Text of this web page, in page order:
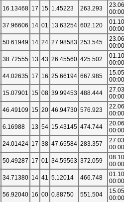
16.13468 17 15 1.45223 263.293
00:00
37.96606 14 01 13.63254 602.120
00:00
50.61949 14 24 27.98583 253.545
00:00
38.72555 13 43 26.45560 425.502
00:00
44.02635 17 16 25.66194 667.985
00:00
15.07901 15 08 39.99453 488.444
00:00
46.49109 15 20 46.94730 576.923
00:00
6.16988 13 54 15.43145 474.744
00:00
24.01424 17 38 47.65584 283.357
00:00
50.49287 17 01 34.59563 372.059
00:00
34.71380 14 41 5.12014 466.748
00:00
56.92040 16 00 0.88750 551.504
00:00